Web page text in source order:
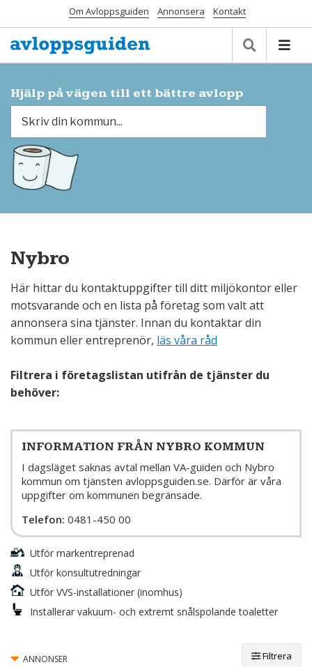
Om Avloppsguiden Annonsera Kontakt
Hjälp på vägen till ett bättre avlopp
Nybro
Här hittar du kontaktuppgifter till ditt miljökontor eller
motsvarande och en lista på företag som valt att
annonsera sina tjänster. Innan du kontaktar din
kommun eller entreprenör, läs våra råd
Filtrera i företagslistan utifrån de tjänster du
behöver:
INFORMATION FRÅN NYBRO KOMMUN
I dagsläget saknas avtal mellan VA-guiden och Nybro
kommun om tjänsten avloppsguiden.se. Därför är våra
uppgifter om kommunen begränsade.
Telefon: 0481-450 00
Utför markentreprenad
Utför konsultutredningar
Utför VVS-installationer (inomhus)
Installerar vakuum- och extremt snålspolande toaletter
ANNONSER Filtrera